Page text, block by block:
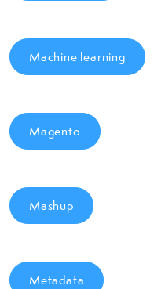
Machine learning
Magento
Mashup
Metadata